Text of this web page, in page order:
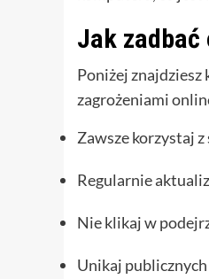
Jak zadbać
Poniżej znajdziesz
zagrożeniami
Zawsze korzystaj z
Regularnie
Nie klikaj w
Unikaj